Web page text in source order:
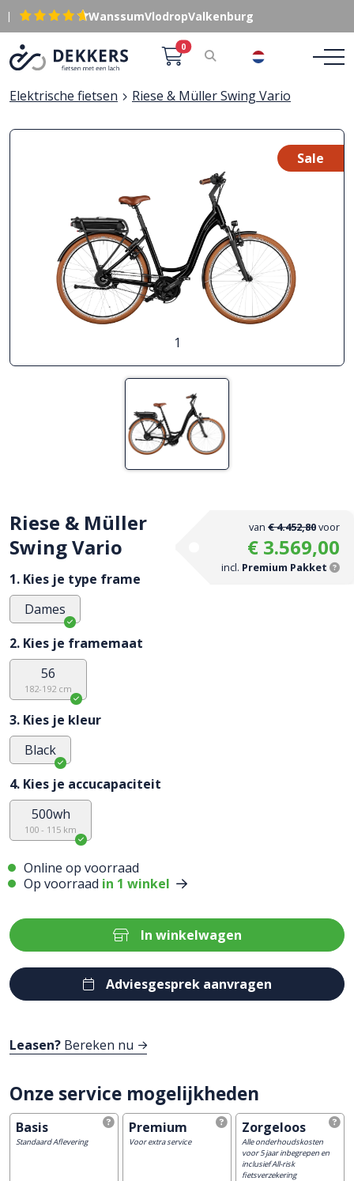
| WanssumVlodropValkenburg
0
Elektrische fietsen Riese & Müller Swing Vario
Sale
1
Riese & Müller
Swing Vario
van € 4.452,80voor
€ 3.569,00
incl. Premium Pakket
1. Kies je type frame
Dames
2. Kies je framemaat
56
182-192 cm
3. Kies je kleur
Black
4. Kies je accucapaciteit
500wh
100 - 115 km
Online op voorraad
Op voorraad in 1 winkel
In winkelwagen
Adviesgesprek aanvragen
Leasen? Bereken nu
Onze service mogelijkheden
Basis
Standaard Aflevering
Premium
Voor extra service
Zorgeloos
Alle onderhoudskosten
voor 5 jaar inbegrepen en
inclusief All-risk
fietsverzekering